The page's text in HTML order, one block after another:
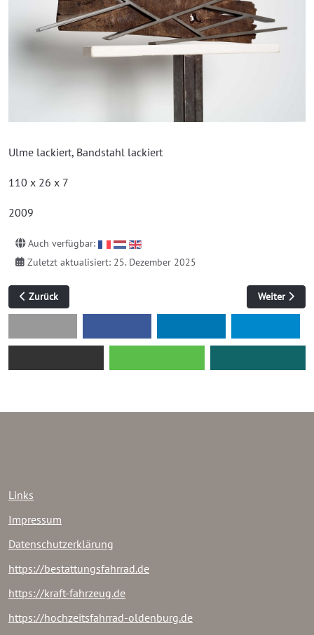
Ulme lackiert, Bandstahl lackiert
110 x 26 x 7
2009
Auch verfügbar:
Zuletzt aktualisiert: 25. Dezember 2025
Vorheriger Beitrag: Interaktion 2
Zurück Nächster
Weiter
Links
Impressum
Datenschutzerklärung
https://bestattungsfahrrad.de
https://kraft-fahrzeug.de
https://hochzeitsfahrrad-oldenburg.de